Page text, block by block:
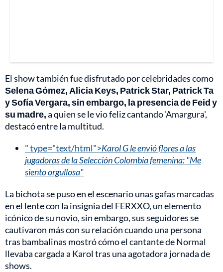
El show también fue disfrutado por celebridades como
Selena Gómez, Alicia Keys, Patrick Star, Patrick Ta
y Sofía Vergara, sin embargo, la presencia de Feid y
su madre,a quien se le vio feliz cantando 'Amargura',
destacó entre la multitud.
" type="text/html">Karol G le envió flores a las
jugadoras de la Selección Colombia femenina: "Me
siento orgullosa"
La bichota se puso en el escenario unas gafas marcadas
en el lente con la insignia del FERXXO, un elemento
icónico de su novio, sin embargo, sus seguidores se
cautivaron más con su relación cuando una persona
tras bambalinas mostró cómo el cantante de Normal
llevaba cargada a Karol tras una agotadora jornada de
shows.